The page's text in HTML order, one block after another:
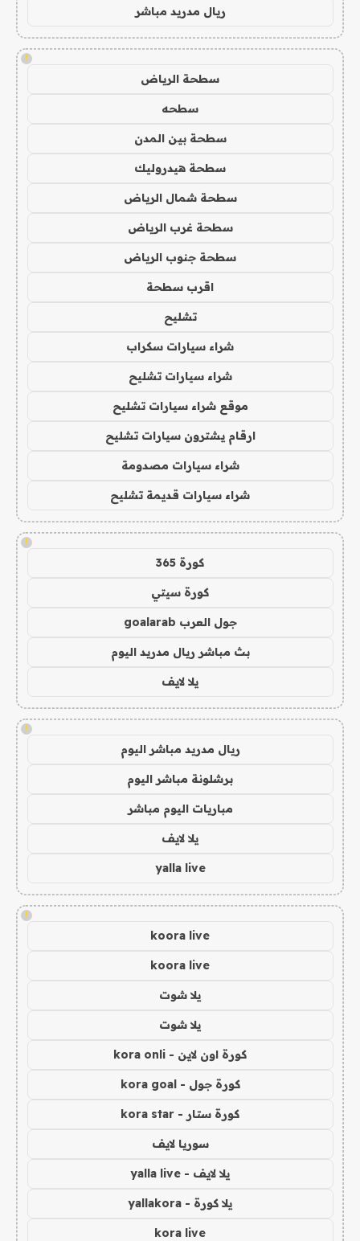
ريال مدريد مباشر
!
سطحة الرياض
سطحه
سطحة بين المدن
سطحة هيدروليك
سطحة شمال الرياض
سطحة غرب الرياض
سطحة جنوب الرياض
اقرب سطحة
تشليح
شراء سيارات سكراب
شراء سيارات تشليح
موقع شراء سيارات تشليح
ارقام يشترون سيارات تشليح
شراء سيارات مصدومة
شراء سيارات قديمة تشليح
!
كورة 365
كورة سيتي
جول العرب goalarab
بث مباشر ريال مدريد اليوم
يلا لايف
!
ريال مدريد مباشر اليوم
برشلونة مباشر اليوم
مباريات اليوم مباشر
يلا لايف
yalla live
!
koora live
koora live
يلا شوت
يلا شوت
كورة اون لاين - kora onli
كورة جول - kora goal
كورة ستار - kora star
سوريا لايف
يلا لايف - yalla live
يلا كورة - yallakora
kora live